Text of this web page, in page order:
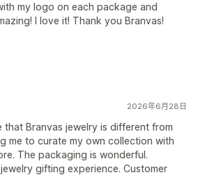
my logo on each package and
I love it! Thank you Branvas!
2026年6月28日
that Branvas jewelry is different from
me to curate my own collection with
The packaging is wonderful.
gifting experience. Customer